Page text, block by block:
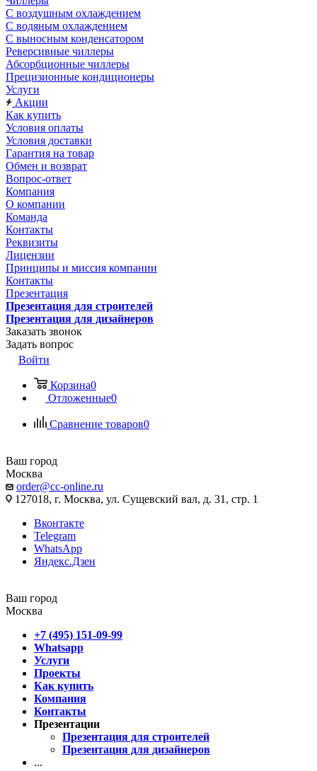
С воздушным охлаждением
С водяным охлаждением
С выносным конденсатором
Реверсивные чиллеры
Абсорбционные чиллеры
Прецизионные кондиционеры
Услуги
Акции
Как купить
Условия оплаты
Условия доставки
Гарантия на товар
Обмен и возврат
Вопрос-ответ
Компания
О компании
Команда
Контакты
Реквизиты
Лицензии
Принципы и миссия компании
Контакты
Презентация
Презентация для строителей
Презентация для дизайнеров
Заказать звонок
Задать вопрос
Войти
Корзина0
Отложенные0
Сравнение товаров0
Ваш город
Москва
order@cc-online.ru
127018, г. Москва, ул. Сущевский вал, д. 31, стр. 1
Вконтакте
Telegram
WhatsApp
Яндекс.Дзен
Ваш город
Москва
+7 (495) 151-09-99
Whatsapp
Услуги
Проекты
Как купить
Компания
Контакты
Презентации
Презентация для строителей
Презентация для дизайнеров
...